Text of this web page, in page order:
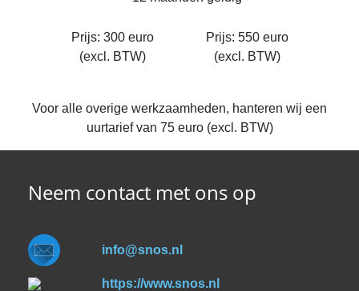
Prijs: 300 euro
(excl. BTW)
Prijs: 550 euro
(excl. BTW)
Voor alle overige werkzaamheden, hanteren wij een
uurtarief van 75 euro (excl. BTW)
Neem contact met ons op
info@snos.nl
https://www.snos.nl